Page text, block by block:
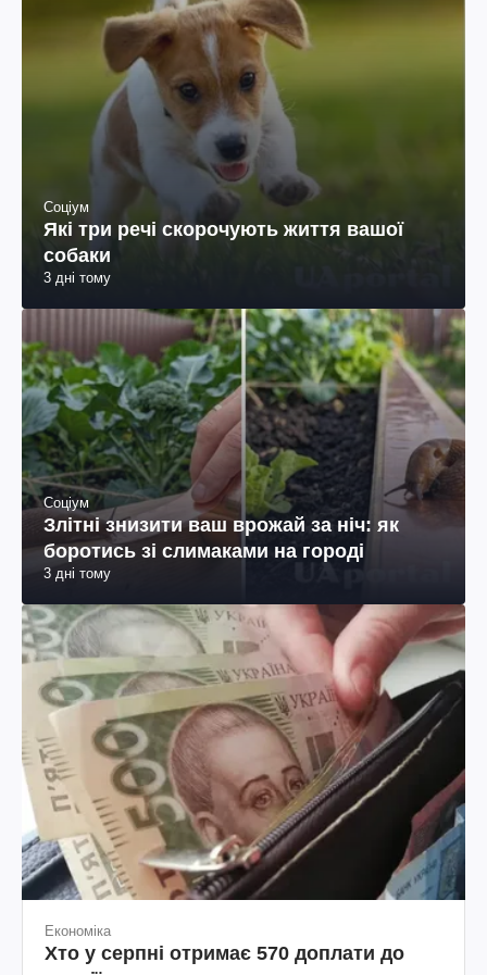
Соціум
Які три речі скорочують життя вашої
собаки
3 дні тому
Соціум
Злітні знизити ваш врожай за ніч: як
боротись зі слимаками на городі
3 дні тому
Економіка
Хто у серпні отримає 570 доплати до